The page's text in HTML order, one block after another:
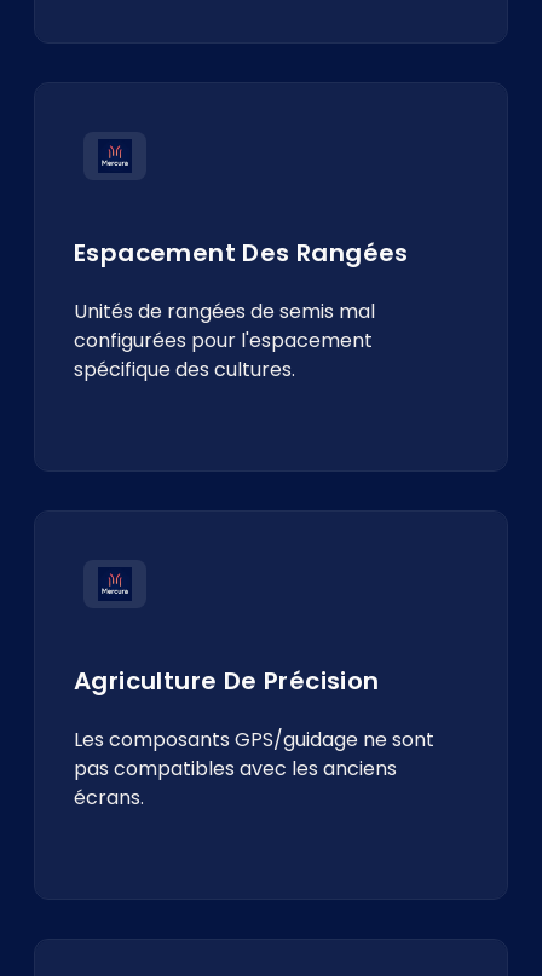
Espacement Des Rangées
Unités de rangées de semis mal
configurées pour l'espacement
spécifique des cultures.
Agriculture De Précision
Les composants GPS/guidage ne sont
pas compatibles avec les anciens
écrans.